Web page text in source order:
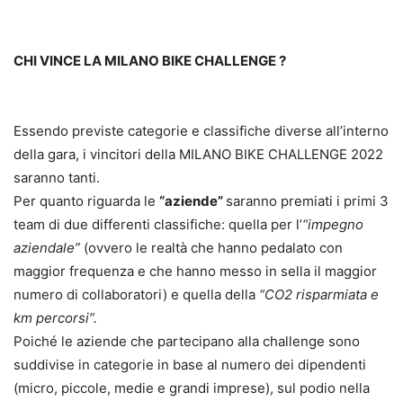
CHI VINCE LA MILANO BIKE CHALLENGE ?
Essendo previste categorie e classifiche diverse all’interno
della gara, i vincitori della MILANO BIKE CHALLENGE 2022
saranno tanti.
Per quanto riguarda le “aziende” saranno premiati i primi 3
team di due differenti classifiche: quella per l’“impegno
aziendale” (ovvero le realtà che hanno pedalato con
maggior frequenza e che hanno messo in sella il maggior
numero di collaboratori) e quella della “CO2 risparmiata e
km percorsi”.
Poiché le aziende che partecipano alla challenge sono
suddivise in categorie in base al numero dei dipendenti
(micro, piccole, medie e grandi imprese), sul podio nella